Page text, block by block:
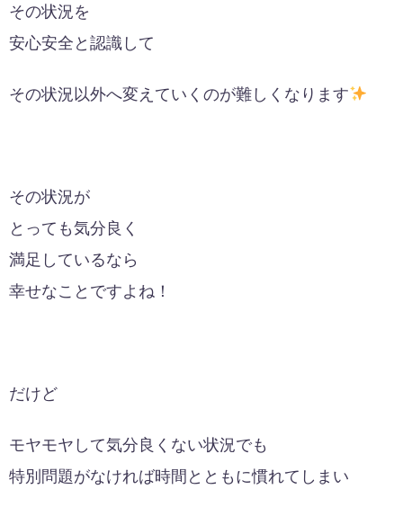
その状況を
安心安全と認識して
その状況以外へ変えていくのが難しくなります
その状況が
とっても気分良く
満足しているなら
幸せなことですよね！
だけど
モヤモヤして気分良くない状況でも
特別問題がなければ時間とともに慣れてしまい